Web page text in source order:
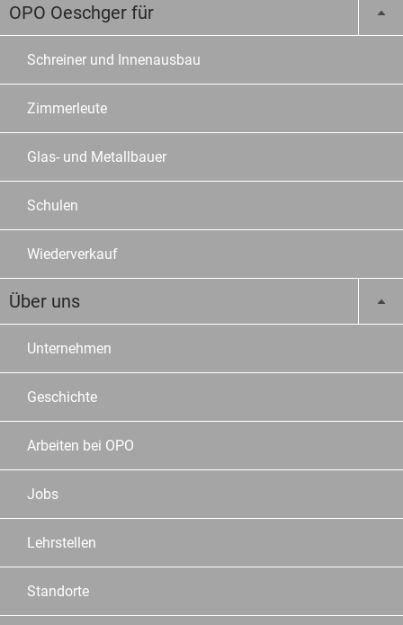
OPO Oeschger für
Schreiner und Innenausbau
Zimmerleute
Glas- und Metallbauer
Schulen
Wiederverkauf
Über uns
Unternehmen
Geschichte
Arbeiten bei OPO
Jobs
Lehrstellen
Standorte